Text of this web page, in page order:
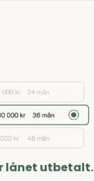
lånet utbetalt.